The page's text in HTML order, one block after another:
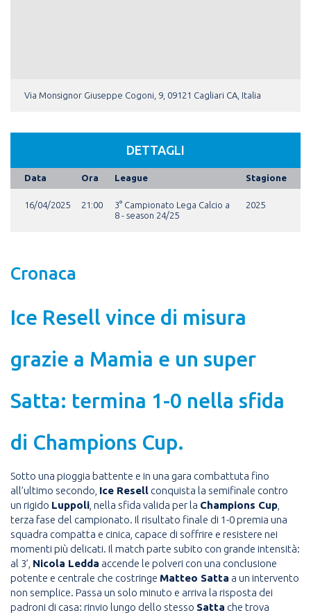
Via Monsignor Giuseppe Cogoni, 9, 09121 Cagliari CA, Italia
DETTAGLI
Data Ora League Stagione
16/04/2025 21:00
3° Campionato Lega Calcio a
8 - season 24/25
2025
Cronaca
Ice Resell vince di misura
grazie a Mamia e un super
Satta: termina 1-0 nella sfida
di Champions Cup.
Sotto una pioggia battente e in una gara combattuta fino
all’ultimo secondo, Ice Resell conquista la semifinale contro
un rigido Luppoli , nella sfida valida per la Champions Cup
terza fase del campionato. Il risultato finale di 1-0 premia una
squadra compatta e cinica, capace di soffrire e resistere nei
momenti più delicati. Il match parte subito con grande intensità:
al 3’, Nicola Ledda accende le polveri con una conclusione
potente e centrale che costringe Matteo Satta a un intervento
non semplice. Passa un solo minuto e arriva la risposta dei
padroni di casa: rinvio lungo dello stesso Satta che trova